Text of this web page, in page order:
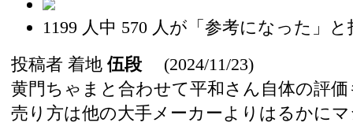
1199 人中 570 人が「参考になった」
投稿者 着地 伍段 (2024/11/23)
黄門ちゃまと合わせて平和さん自体の評
売り方は他の大手メーカーよりはるかに